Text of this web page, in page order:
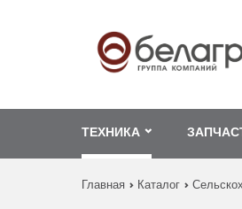
ТЕХНИКА
Главная Каталог